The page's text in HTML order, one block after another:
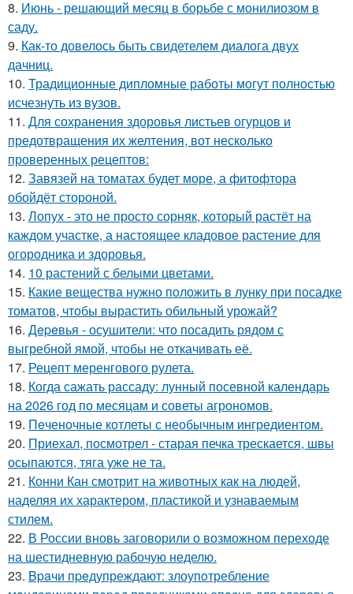
8. Июнь - решающий месяц в борьбе с монилиозом в
саду.
9. Как-то довелось быть свидетелем диалога двух
дачниц.
10. Традиционные дипломные работы могут полностью
исчезнуть из вузов.
11. Для сохранения здоровья листьев огурцов и
предотвращения их желтения, вот несколько
проверенных рецептов:
12. Завязей на томатах будет море, а фитофтора
обойдёт стороной.
13. Лопух - это не просто сорняк, который растёт на
каждом участке, а настоящее кладовое растение для
огородника и здоровья.
14. 10 растений с белыми цветами.
15. Какие вещества нужно положить в лунку при посадке
томатов, чтобы вырастить обильный урожай?
16. Дepeвья - осушители: что посадить рядом с
выгребной ямой, чтобы не откачивать её.
17. Рецепт меренгового рулета.
18. Когда сажать рассаду: лунный посевной календарь
на 2026 год по месяцам и советы агрономов.
19. Пeченочные котлеты с необычным ингредиентом.
20. Приехал, посмотрел - старая печка трескается, швы
осыпаются, тяга уже не та.
21. Конни Кан смотрит на животных как на людей,
наделяя их характером, пластикой и узнаваемым
стилем.
22. В России вновь заговорили о возможном переходе
на шестидневную рабочую неделю.
23. Bpaчи пpeдупреждают: злоупoтребление